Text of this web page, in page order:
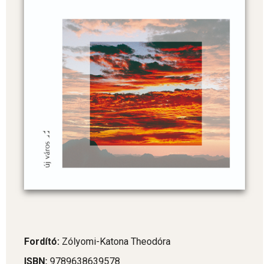
Fordító: Zólyomi-Katona Theodóra
ISBN: 9789638639578